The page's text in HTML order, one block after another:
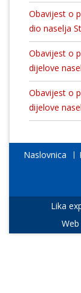
Obavijest o
dio naselja
Obavijest o
dijelove
Obavijest o
dijelove
Naslovnica
Lika
Web